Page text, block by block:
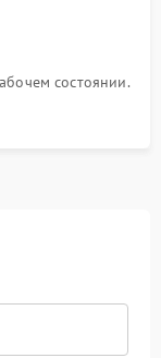
состоянии.